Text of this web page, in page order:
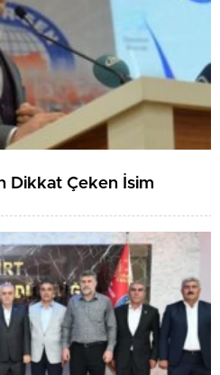
Dikkat Çeken İsim